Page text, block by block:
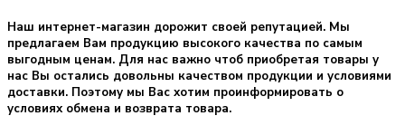
Наш интернет-магазин дорожит своей репутацией. Мы
предлагаем Вам продукцию высокого качества по самым
выгодным ценам. Для нас важно чтоб приобретая товары у
нас Вы остались довольны качеством продукции и условиями
доставки. Поэтому мы Вас хотим проинформировать о
условиях обмена и возврата товара.